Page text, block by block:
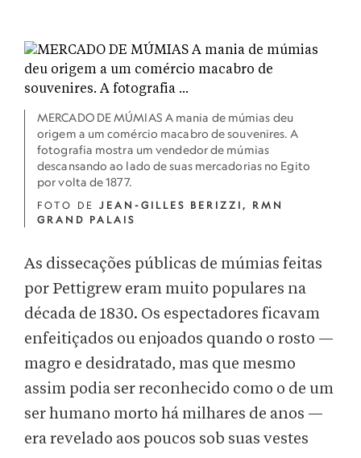
MERCADO DE MÚMIAS A mania de múmias deu
origem a um comércio macabro de souvenires. A
fotografia mostra um vendedor de múmias
descansando ao lado de suas mercadorias no Egito
por volta de 1877.
FOTO DE JEAN-GILLES BERIZZI, RMN
GRAND PALAIS
As dissecações públicas de múmias feitas
por Pettigrew eram muito populares na
década de 1830. Os espectadores ficavam
enfeitiçados ou enjoados quando o rosto —
magro e desidratado, mas que mesmo
assim podia ser reconhecido como o de um
ser humano morto há milhares de anos —
era revelado aos poucos sob suas vestes